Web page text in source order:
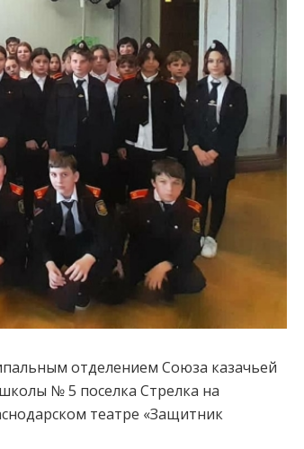
отделением Союза казачьей
№ 5 поселка Стрелка на
театре «Защитник